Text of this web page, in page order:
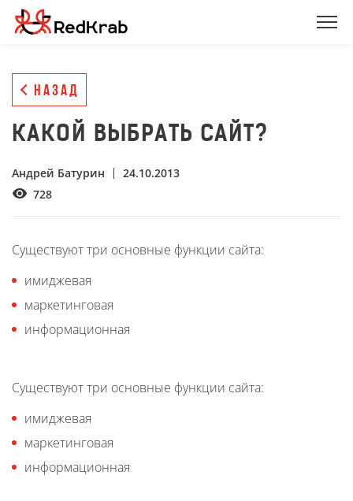
НАЗАД
КАКОЙ ВЫБРАТЬ САЙТ?
Андрей Батурин
24.10.2013
728
Существуют три основные функции сайта:
имиджевая
маркетинговая
информационная
Существуют три основные функции сайта:
имиджевая
маркетинговая
информационная